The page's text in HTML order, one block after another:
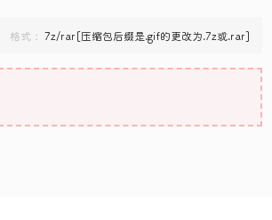
格式： 7z/rar[压缩包后缀是.gif的更改为.7z或.rar]